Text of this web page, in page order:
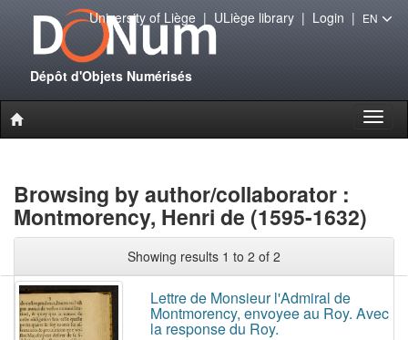
Dépôt d'Objets Numérisés
University of Liège| ULiège library| Login | EN
Browsing by author/collaborator :
Montmorency, Henri de (1595-1632)
Showing results 1 to 2 of 2
Lettre de Monsieur l'Admiral de
Montmorency, envoyee au Roy. Avec
la response du Roy.